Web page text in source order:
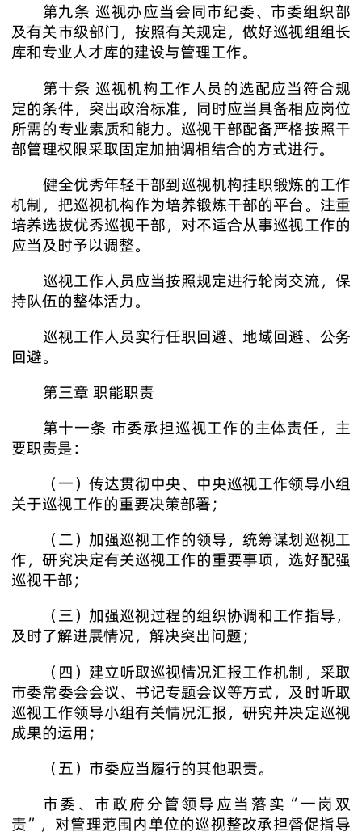
第九条 巡视办应当会同市纪委、市委组织部
及有关市级部门，按照有关规定，做好巡视组组长
库和专业人才库的建设与管理工作。
第十条 巡视机构工作人员的选配应当符合规
定的条件，突出政治标准，同时应当具备相应岗位
所需的专业素质和能力。巡视干部配备严格按照干
部管理权限采取固定加抽调相结合的方式进行。
健全优秀年轻干部到巡视机构挂职锻炼的工作
机制，把巡视机构作为培养锻炼干部的平台。注重
培养选拔优秀巡视干部，对不适合从事巡视工作的
应当及时予以调整。
巡视工作人员应当按照规定进行轮岗交流，保
持队伍的整体活力。
巡视工作人员实行任职回避、地域回避、公务
回避。
第三章 职能职责
第十一条 市委承担巡视工作的主体责任，主
要职责是：
（一）传达贯彻中央、中央巡视工作领导小组
关于巡视工作的重要决策部署；
（二）加强巡视工作的领导，统筹谋划巡视工
作，研究决定有关巡视工作的重要事项，选好配强
巡视干部；
（三）加强巡视过程的组织协调和工作指导，
及时了解进展情况，解决突出问题；
（四）建立听取巡视情况汇报工作机制，采取
市委常委会会议、书记专题会议等方式，及时听取
巡视工作领导小组有关情况汇报，研究并决定巡视
成果的运用；
（五）市委应当履行的其他职责。
市委、市政府分管领导应当落实“一岗双
责”，对管理范围内单位的巡视整改承担督促指导